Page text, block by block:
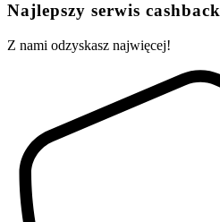
Najlepszy serwis cashback
Z nami odzyskasz najwięcej!